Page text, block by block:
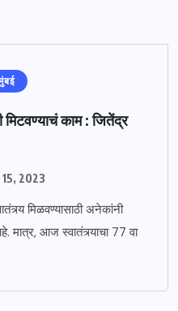
काम : जितेंद्र
2023
मिळवण्यासाठी अनेकांनी
मात्र, आज स्वातंत्र्याचा 77 वा